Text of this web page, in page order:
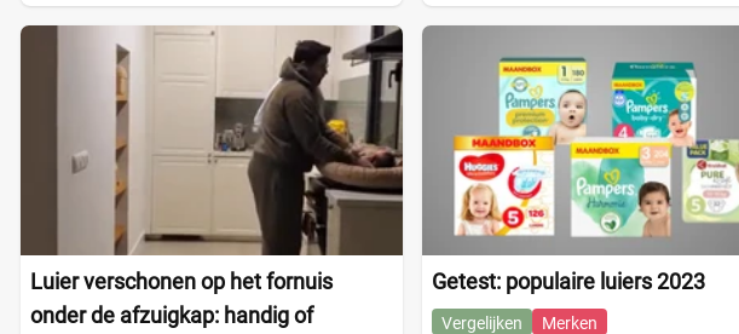
Luier verschonen op het fornuis
onder de afzuigkap: handig of
Getest: populaire luiers 2023
Vergelijken Merken